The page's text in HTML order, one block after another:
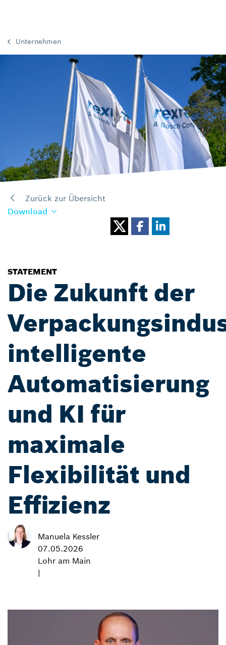
Unternehmen
Zurück zur Übersicht
Download
STATEMENT
Die Zukunft der
intelligente
Automatisierung
und KI für
maximale
Flexibilität und
Effizienz
Manuela Kessler
07.05.2026
Lohr am Main
|